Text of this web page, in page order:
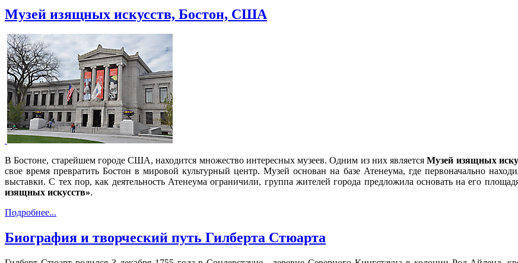
Музей изящных искусств, Бостон, США
В Бостоне, старейшем городе США, находится множество интересных музеев. Одним из них являетсяМузей изящных
свое время превратить Бостон в мировой культурный центр. Музей основан на базе Атенеума, где первоначально
выставки. С тех пор, как деятельность Атенеума ограничили, группа жителей города предложила основать на его
изящных искусств».
Подробнее...
Биография и творческий путь Гилберта Стюарта